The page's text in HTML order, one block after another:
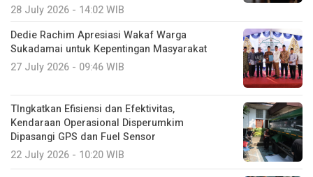
28 July 2026 - 14:02 WIB
Dedie Rachim Apresiasi Wakaf Warga
Sukadamai untuk Kepentingan Masyarakat
27 July 2026 - 09:46 WIB
TIngkatkan Efisiensi dan Efektivitas,
Kendaraan Operasional Disperumkim
Dipasangi GPS dan Fuel Sensor
22 July 2026 - 10:20 WIB